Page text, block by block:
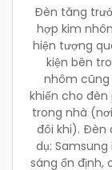
Đèn tăng
hợp kim
hiện tượng
kiện bên
nhôm cũng
khiến cho
trong nhà
đôi khi). Đèn
dụ: Samsung
sáng ổn định,